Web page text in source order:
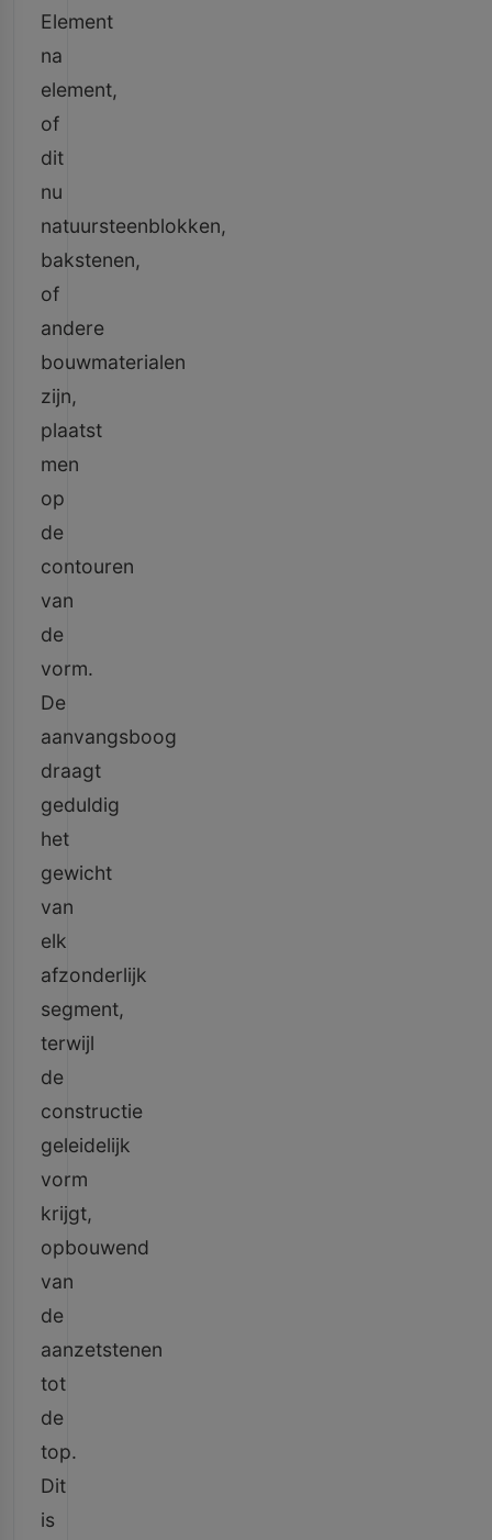
Element
na
element,
of
dit
nu
natuursteenblokken,
bakstenen,
of
andere
bouwmaterialen
zijn,
plaatst
men
op
de
contouren
van
de
vorm.
De
aanvangsboog
draagt
geduldig
het
gewicht
van
elk
afzonderlijk
segment,
terwijl
de
constructie
geleidelijk
vorm
krijgt,
opbouwend
van
de
aanzetstenen
tot
de
top.
Dit
is